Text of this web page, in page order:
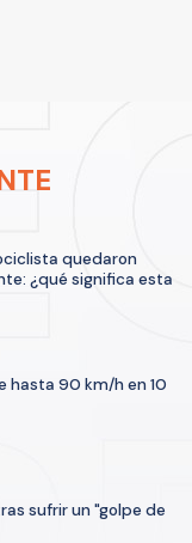
quedaron
¿qué significa esta
hasta 90 km/h en 10
sufrir un "golpe de